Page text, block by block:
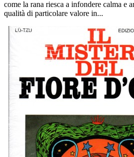
come la rana riesca a infondere calma e
qualità di particolare valore in...